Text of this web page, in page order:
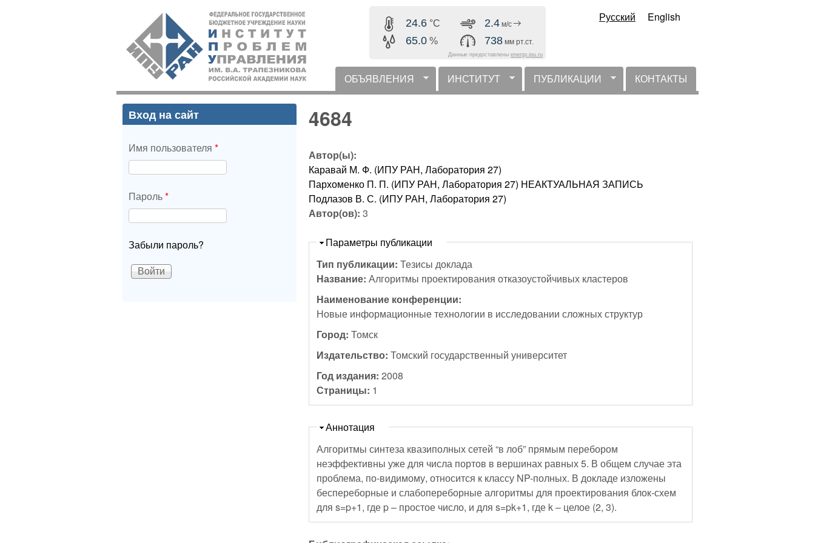
содержанию
ИПУ
РАН
24.6 °C
65.0 %
2.4 м/с
738 мм рт.ст.
Данные предоставлены energy.ipu.ru
Русский English
горизонтальное меню
ОБЪЯВЛЕНИЯ ИНСТИТУТ ПУБЛИКАЦИИ КОНТАКТЫ
4684
Автор(ы):
Каравай М. Ф. (ИПУ РАН, Лаборатория 27)
Пархоменко П. П. (ИПУ РАН, Лаборатория 27) НЕАКТУАЛЬНАЯ ЗАПИСЬ
Подлазов В. С. (ИПУ РАН, Лаборатория 27)
Автор(ов):3
Скрыть
Параметры публикации
Тип публикации:Тезисы доклада
Название:Алгоритмы проектирования отказоустойчивых кластеров
Наименование конференции:
Новые информационные технологии в исследовании сложных структур
Город:Томск
Издательство:Томский государственный университет
Год издания:2008
Страницы: 1
Скрыть
Аннотация
Алгоритмы синтеза квазиполных сетей “в лоб” прямым перебором
неэффективны уже для числа портов в вершинах равных 5. В общем случае эта
проблема, по-видимому, относится к классу NP-полных. В докладе изложены
беспереборные и слабопереборные алгоритмы для проектирования блок-схем
для s=p+1, где p – простое число, и для s=pk+1, где k – целое (2, 3).
Вход на сайт
Имя пользователя *
Пароль*
Забыли пароль?